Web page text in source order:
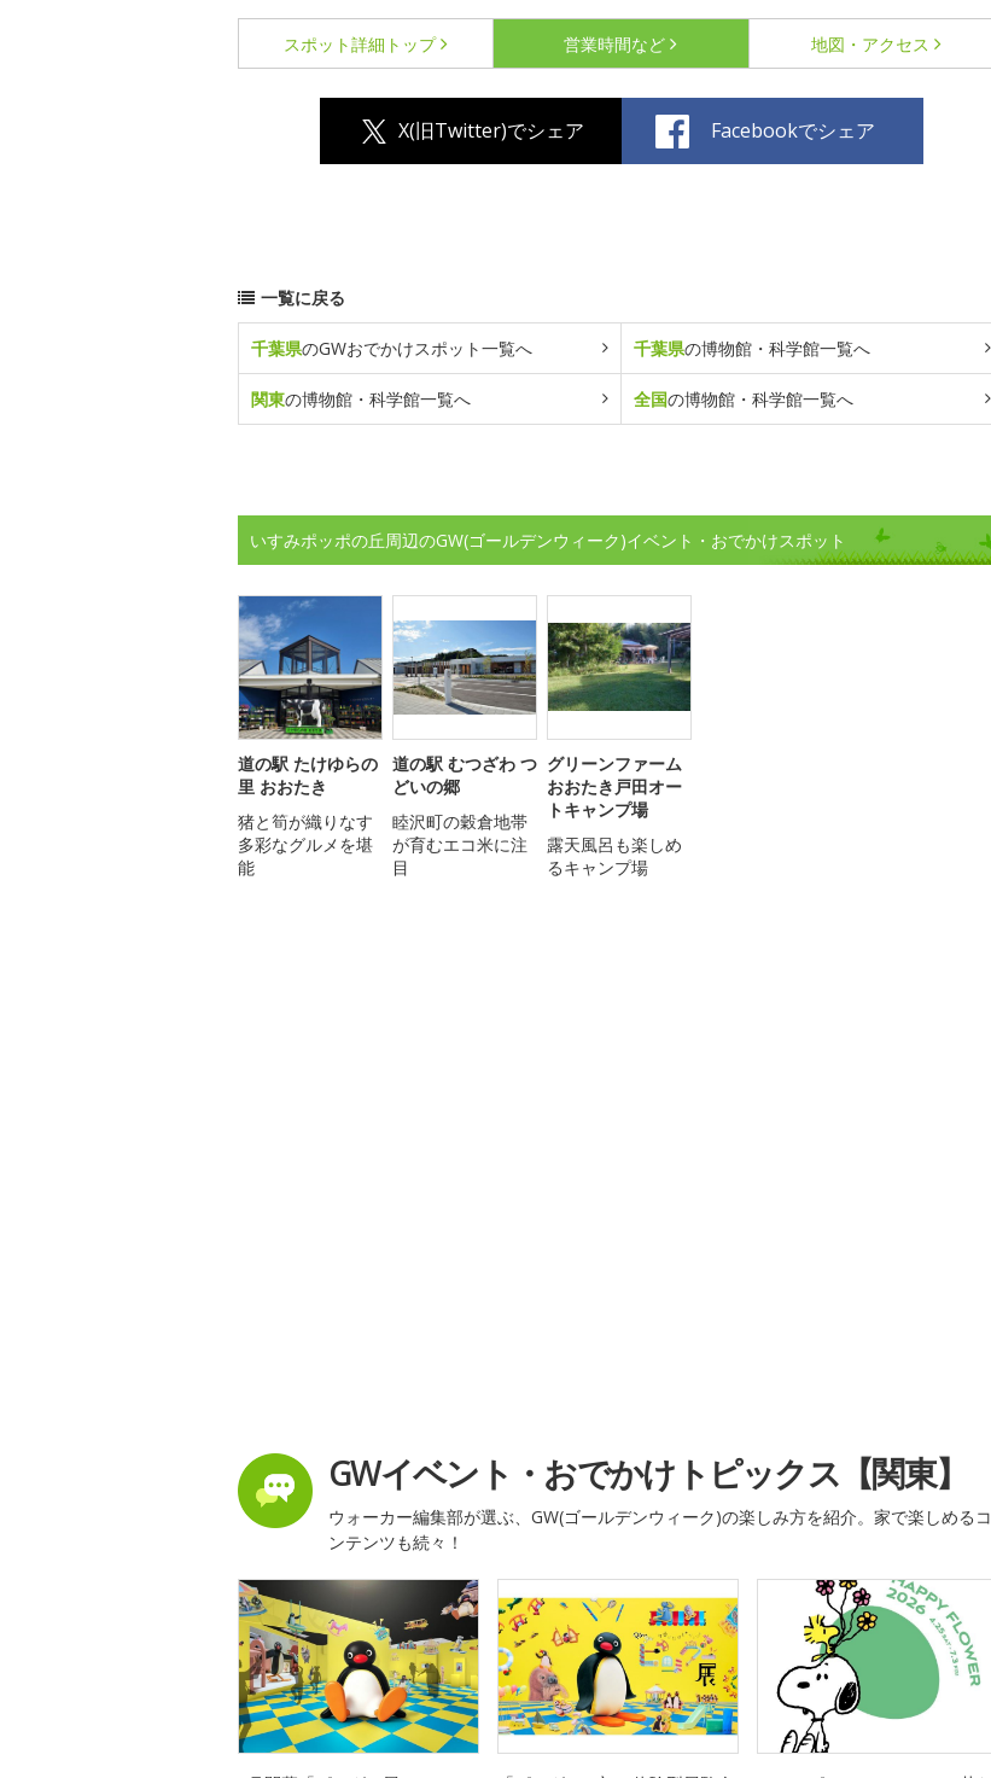
スポット詳細 トップ 営業時間など 地図・アクセス
X(旧Twitter)でシェア Facebookでシェア
一覧に戻る
千葉県のGWおでかけスポット一覧へ 千葉県の博物館・科学館一覧へ
関東の博物館・科学館一覧へ 全国の博物館・科学館一覧へ
いすみポッポの丘周辺のGW(ゴールデンウィーク)イベント・おでかけスポット
道の駅 たけゆらの
里 おおたき
猪と筍が織りなす
多彩なグルメを堪
能
道の駅 むつざわ つ
どいの郷
睦沢町の穀倉地帯
が育むエコ米に注
目
グリーンファーム
おおたき戸田オー
トキャンプ場
露天風呂も楽しめ
るキャンプ場
GWイベント・おでかけトピックス【関東】
ウォーカー編集部が選ぶ、GW(ゴールデンウィーク)の楽しみ方を紹介。家で楽しめるコ
ンテンツも続々！